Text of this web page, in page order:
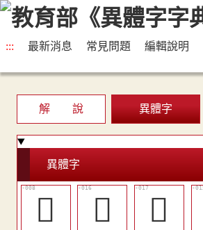
::: 最新消息 常見問題 編輯說明
解 說 異體字
異體字
󷐚 󷐢 󷐣